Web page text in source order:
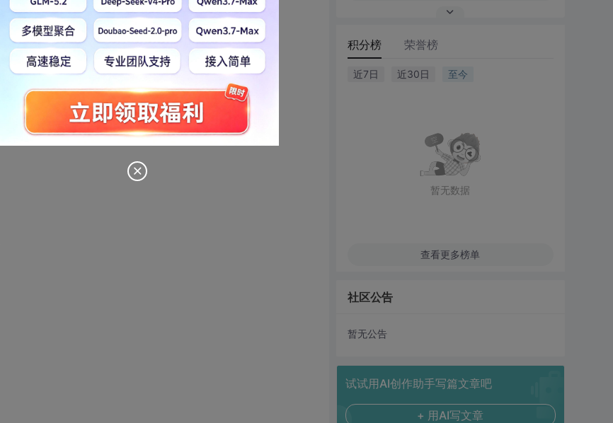
积分榜 荣誉榜
近7日 近30日 至今
暂无数据
查看更多榜单
社区公告
暂无公告
试试用AI创作助手写篇文章吧
+ 用AI写文章